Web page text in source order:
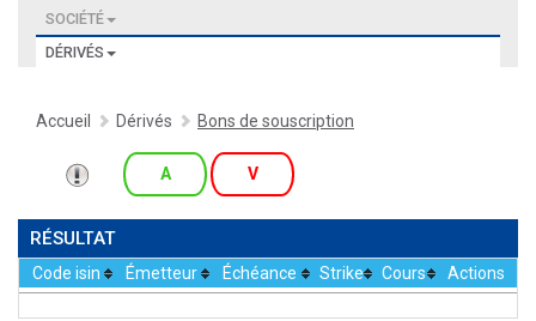
SOCIÉTÉ
DÉRIVÉS
Accueil Dérivés Bons de souscription
A V
RÉSULTAT
Code isin Émetteur Échéance Strike Cours Actions